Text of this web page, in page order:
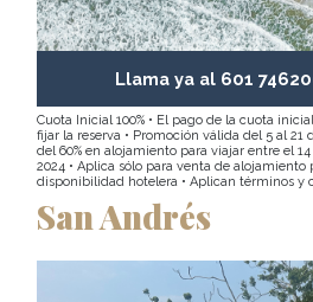
Llama ya al 601
Cuota Inicial 100% • El pago de la cuota
fijar la reserva • Promoción válida del 5 al 21
del 60% en alojamiento para viajar entre el
2024 • Aplica sólo para venta de alojamiento
disponibilidad hotelera • Aplican términos y
San Andrés